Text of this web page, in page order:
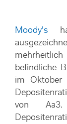
Moody's
mehrheitlich
befindliche
im Oktober
von Aa3.